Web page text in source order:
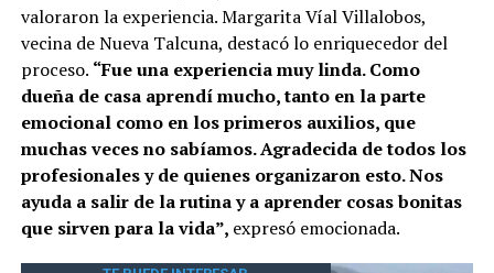
valoraron la experiencia. Margarita Víal Villalobos,
vecina de Nueva Talcuna, destacó lo enriquecedor del
proceso. “Fue una experiencia muy linda. Como
dueña de casa aprendí mucho, tanto en la parte
emocional como en los primeros auxilios, que
muchas veces no sabíamos. Agradecida de todos los
profesionales y de quienes organizaron esto. Nos
ayuda a salir de la rutina y a aprender cosas bonitas
que sirven para la vida”, expresó emocionada.